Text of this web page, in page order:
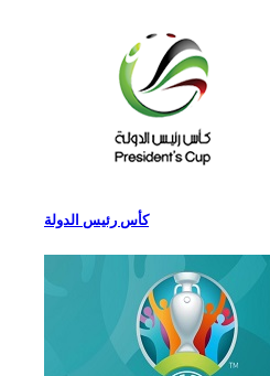
كأس رئيس الدولة